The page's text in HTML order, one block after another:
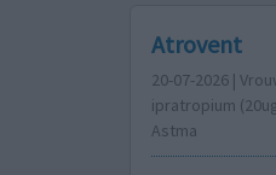
Atrovent
20-07-2026 |
ipratropium
Astma